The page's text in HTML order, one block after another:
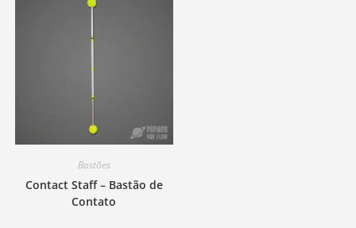
Bastões
Contact Staff – Bastão de
Contato